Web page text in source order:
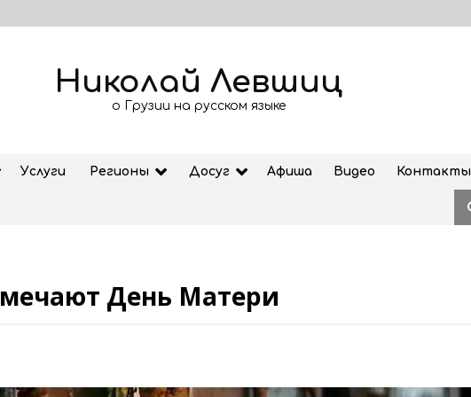
Николай Левшиц
о Грузии на русском языке
Услуги Регионы Досуг Афиша Видео Контакты
Рубрика «Азбука Грузии»: дзеоба
Старт продажи билетов на
День Матери